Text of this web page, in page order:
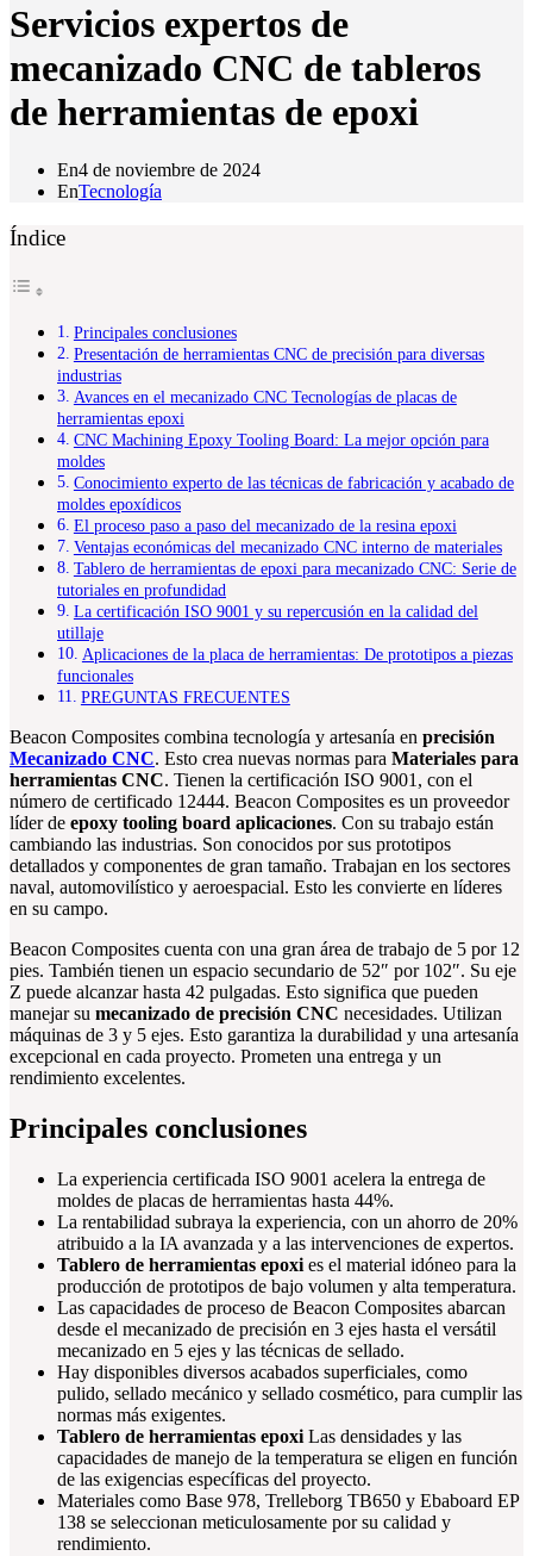
Servicios expertos de
mecanizado CNC de tableros
de herramientas de epoxi
En4 de noviembre de 2024
EnTecnología
Índice
Principales conclusiones
Presentación de herramientas CNC de precisión para diversas
industrias
Avances en el mecanizado CNC Tecnologías de placas de
herramientas epoxi
CNC Machining Epoxy Tooling Board: La mejor opción para
moldes
Conocimiento experto de las técnicas de fabricación y acabado de
moldes epoxídicos
El proceso paso a paso del mecanizado de la resina epoxi
Ventajas económicas del mecanizado CNC interno de materiales
Tablero de herramientas de epoxi para mecanizado CNC: Serie de
tutoriales en profundidad
La certificación ISO 9001 y su repercusión en la calidad del
utillaje
Aplicaciones de la placa de herramientas: De prototipos a piezas
funcionales
PREGUNTAS FRECUENTES
Beacon Composites combina tecnología y artesanía en precisión
Mecanizado CNC. Esto crea nuevas normas para Materiales para
herramientas CNC. Tienen la certificación ISO 9001, con el
número de certificado 12444. Beacon Composites es un proveedor
líder de epoxy tooling board aplicaciones. Con su trabajo están
cambiando las industrias. Son conocidos por sus prototipos
detallados y componentes de gran tamaño. Trabajan en los sectores
naval, automovilístico y aeroespacial. Esto les convierte en líderes
en su campo.
Beacon Composites cuenta con una gran área de trabajo de 5 por 12
pies. También tienen un espacio secundario de 52″ por 102″. Su eje
Z puede alcanzar hasta 42 pulgadas. Esto significa que pueden
manejar su mecanizado de precisión CNC necesidades. Utilizan
máquinas de 3 y 5 ejes. Esto garantiza la durabilidad y una artesanía
excepcional en cada proyecto. Prometen una entrega y un
rendimiento excelentes.
Principales conclusiones
La experiencia certificada ISO 9001 acelera la entrega de
moldes de placas de herramientas hasta 44%.
La rentabilidad subraya la experiencia, con un ahorro de 20%
atribuido a la IA avanzada y a las intervenciones de expertos.
Tablero de herramientas epoxi es el material idóneo para la
producción de prototipos de bajo volumen y alta temperatura.
Las capacidades de proceso de Beacon Composites abarcan
desde el mecanizado de precisión en 3 ejes hasta el versátil
mecanizado en 5 ejes y las técnicas de sellado.
Hay disponibles diversos acabados superficiales, como
pulido, sellado mecánico y sellado cosmético, para cumplir las
normas más exigentes.
Tablero de herramientas epoxi Las densidades y las
capacidades de manejo de la temperatura se eligen en función
de las exigencias específicas del proyecto.
Materiales como Base 978, Trelleborg TB650 y Ebaboard EP
138 se seleccionan meticulosamente por su calidad y
rendimiento.